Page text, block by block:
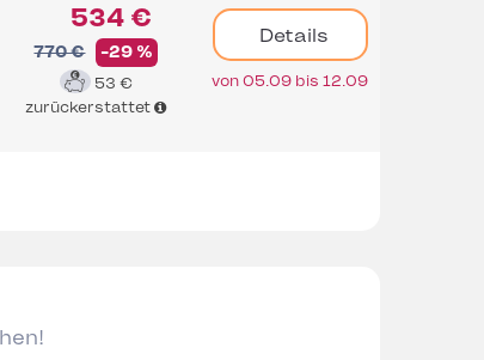
534 €
770 € -29 %
53 €
zurückerstattet
Details
von 05.09 bis 12.09